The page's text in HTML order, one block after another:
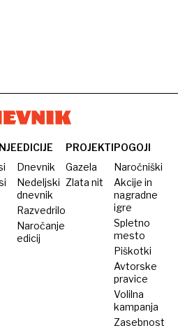
EDICIJE
Dnevnik
Nedeljski
dnevnik
Razvedrilo
Naročanje
edicij
PROJEKTI
Gazela
Zlata nit
POGOJI
Naročniški
Akcije in
nagradne
igre
Spletno
mesto
Piškotki
Avtorske
pravice
Volilna
kampanja
Zasebnost